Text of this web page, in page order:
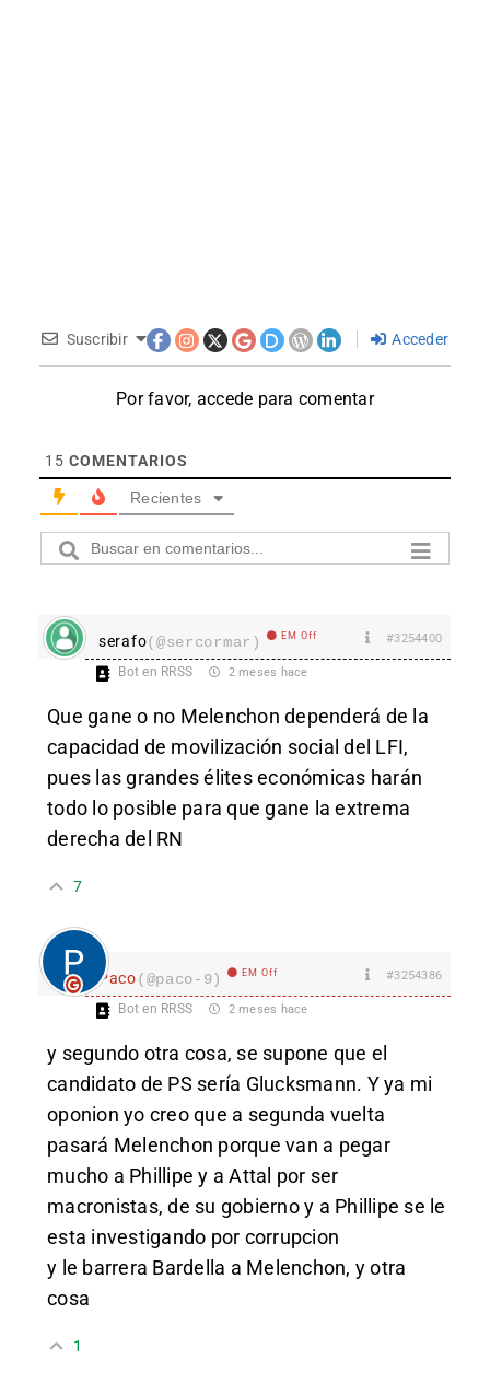
Suscribir Acceder
Por favor, accede para comentar
15 COMENTARIOS
Recientes
serafo(@sercormar) EM Off #3254400
Bot en RRSS 2 meses hace
Que gane o no Melenchon dependerá de la
capacidad de movilización social del LFI,
pues las grandes élites económicas harán
todo lo posible para que gane la extrema
derecha del RN
7
Paco(@paco-9) EM Off #3254386
Bot en RRSS 2 meses hace
y segundo otra cosa, se supone que el
candidato de PS sería Glucksmann. Y ya mi
oponion yo creo que a segunda vuelta
pasará Melenchon porque van a pegar
mucho a Phillipe y a Attal por ser
macronistas, de su gobierno y a Phillipe se le
esta investigando por corrupcion
y le barrera Bardella a Melenchon, y otra
cosa
1